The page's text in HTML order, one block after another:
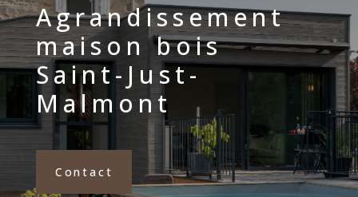
Agrandissement
maison bois
Saint-Just-
Malmont
Contact